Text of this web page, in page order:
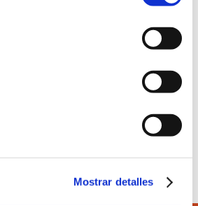
Mostrar detalles
con la Universidad Europea
con descuentos del 10% para
XII Jornada de Auditoría del